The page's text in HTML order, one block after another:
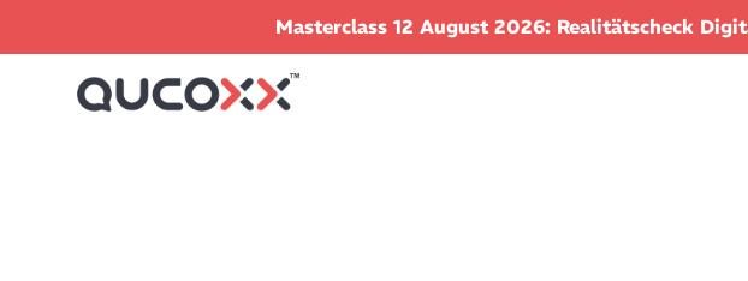
Masterclass 12 August 2026: Realitätscheck